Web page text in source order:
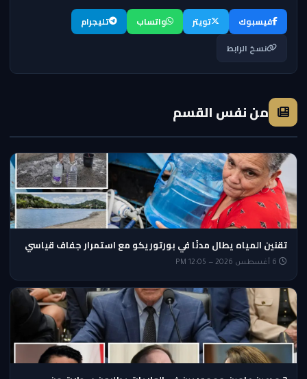
فيسبوك تويتر واتساب
تليجرام
نسخ الرابط
من نفس القسم
تقنين المياه يطال مدنًا في بورتوريكو مع استمرار جفاف قياسي